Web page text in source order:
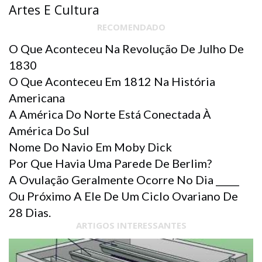
Artes E Cultura
RECOMENDADO
O Que Aconteceu Na Revolução De Julho De
1830
O Que Aconteceu Em 1812 Na História
Americana
A América Do Norte Está Conectada À
América Do Sul
Nome Do Navio Em Moby Dick
Por Que Havia Uma Parede De Berlim?
A Ovulação Geralmente Ocorre No Dia _____
Ou Próximo A Ele De Um Ciclo Ovariano De
28 Dias.
ARTIGOS INTERESSANTES